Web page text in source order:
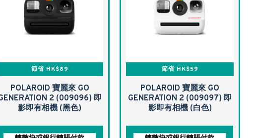
節省 HK$89
POLAROID 寶麗來 GO
2 (009096) 即
影即有相機 (黑色)
節省 HK$59
POLAROID 寶麗來 GO
GENERATION 2 (009097) 即
影即有相機 (白色)